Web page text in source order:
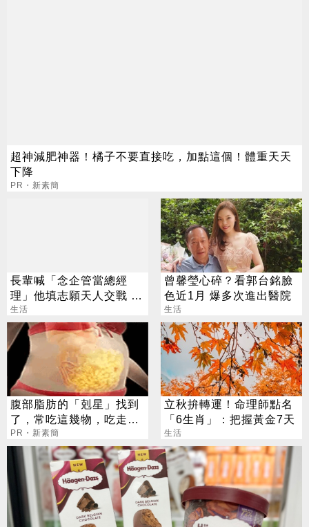
超神減肥神器！橘子不要直接吃，加點這個！體重天天
下降
PR・新素簡
長輩喊「念企管當總經
理」他填志願天人交戰 過
來人曝殘酷真相
生活
曾馨瑩心碎？看郭台銘臉
色近1月 爆多次進出醫院
生活
腹部脂肪的「剋星」找到
了，常吃這幾物，吃走大
肚囊，瘦出小蠻腰
PR・新素簡
立秋拚轉運！命理師點名
「6生肖」：把握黃金7天
生活